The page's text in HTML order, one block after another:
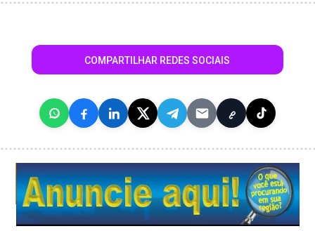
COMPARTILHAR REDES SOCIAIS